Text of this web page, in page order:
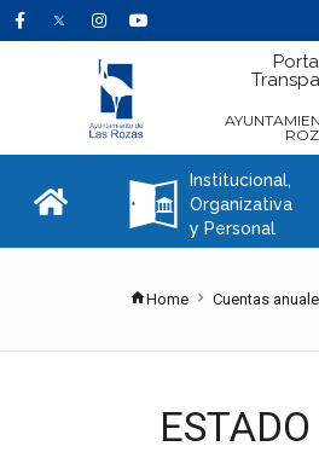
A
Institucional,
Organizativa
y Personal
Home Cuentas